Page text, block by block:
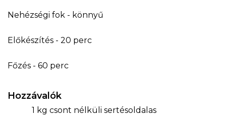
Nehézségi fok - könnyű
Előkészítés - 20 perc
Főzés - 60 perc
Hozzávalók
1 kg csont nélküli sertésoldalas